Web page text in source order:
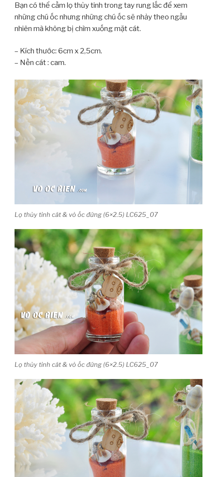
Bạn có thể cầm lọ thủy tinh trong tay rung lắc để xem
những chú ốc nhưng những chú ốc sẽ nhảy theo ngẫu
nhiên mà không bị chìm xuống mặt cát.
– Kích thước: 6cm x 2,5cm.
– Nền cát : cam.
Lọ thủy tinh cát & vỏ ốc đứng (6×2.5) LC625_07
Lọ thủy tinh cát & vỏ ốc đứng (6×2.5) LC625_07